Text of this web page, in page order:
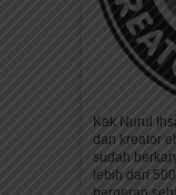
Kak Nurul
dan kreator
sudah
lebih dari